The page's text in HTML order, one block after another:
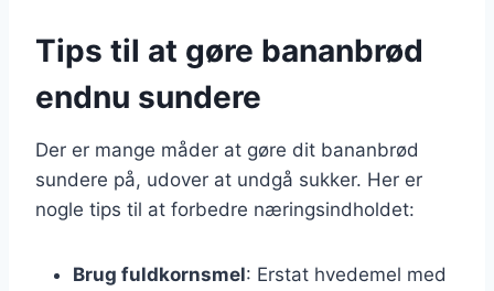
Tips til at gøre bananbrød
endnu sundere
Der er mange måder at gøre dit bananbrød
sundere på, udover at undgå sukker. Her er
nogle tips til at forbedre næringsindholdet:
Brug fuldkornsmel: Erstat hvedemel med